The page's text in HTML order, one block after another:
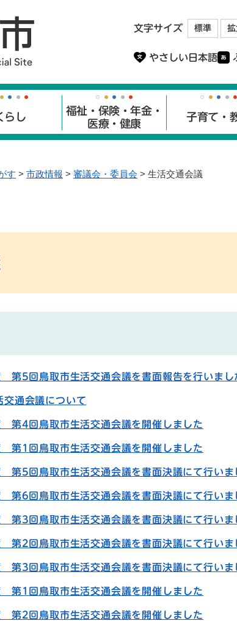
文字サイズ 標準
やさしい日本語
らし
福祉・保険・年金・
医療・健康
子育て・
す > 市政情報 > 審議会・委員会 > 生活交通会議
第5回鳥取市生活交通会議を書面報告を行いまし
交通会議について
第4回鳥取市生活交通会議を開催しました
第1回鳥取市生活交通会議を開催しました
第5回鳥取市生活交通会議を書面決議にて行いま
第6回鳥取市生活交通会議を書面決議にて行いま
第3回鳥取市生活交通会議を書面決議にて行いま
第2回鳥取市生活交通会議を書面決議にて行いま
第3回鳥取市生活交通会議を書面決議にて行いま
第1回鳥取市生活交通会議を開催しました
第2回鳥取市生活交通会議を開催しました